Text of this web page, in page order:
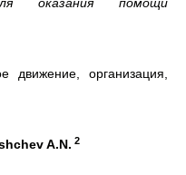
движение, организация,
A.N. 2